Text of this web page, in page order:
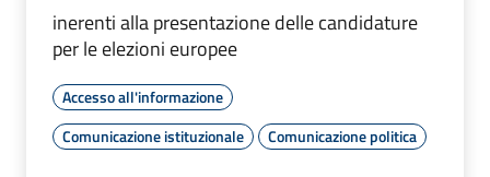
inerenti alla presentazione delle candidature
per le elezioni europee
Accesso all'informazione
Comunicazione istituzionale
Comunicazione politica